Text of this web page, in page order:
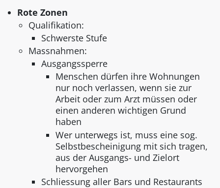
Rote Zonen
Qualifikation:
Schwerste Stufe
Massnahmen:
Ausgangssperre
Menschen dürfen ihre Wohnungen
nur noch verlassen, wenn sie zur
Arbeit oder zum Arzt müssen oder
einen anderen wichtigen Grund
haben
Wer unterwegs ist, muss eine sog.
Selbstbescheinigung mit sich tragen,
aus der Ausgangs- und Zielort
hervorgehen
Schliessung aller Bars und Restaurants